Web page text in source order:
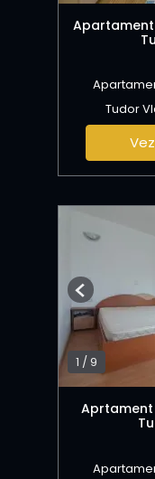
Tudor
1 / 9
Previous